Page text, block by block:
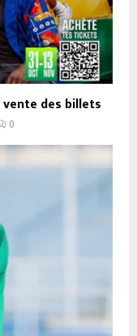
des billets
0